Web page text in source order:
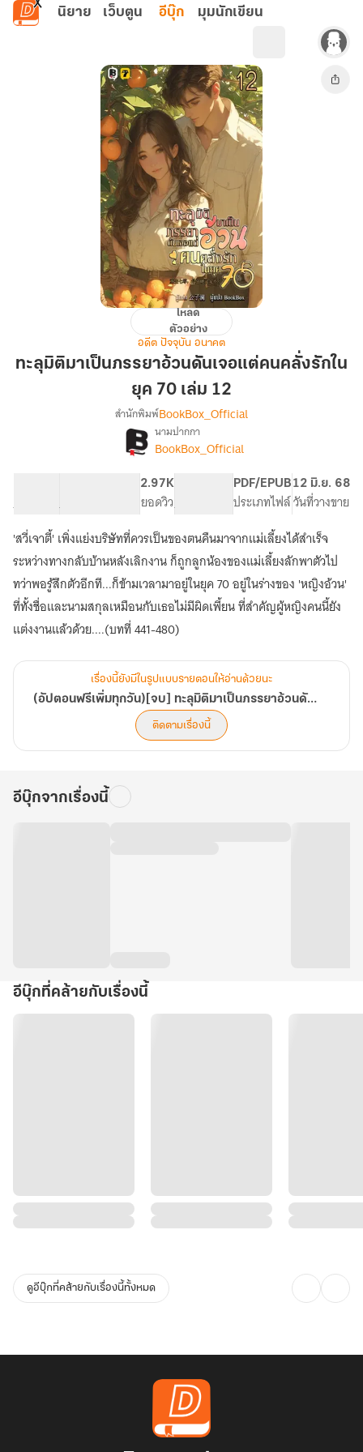
ข้ามไปยังเนื้อหาหลัก
นิยาย เว็บตูน อีบุ๊ก มุมนักเขียน
มา
ภรรยา
อ้วน
รัก
ยุค
70
เล่ม
12
โหลด
ตัวอย่าง
อดีต ปัจจุบัน อนาคต
ทะลุมิติมาเป็นภรรยาอ้วนดันเจอแต่คนคลั่งรักใน
ยุค 70 เล่ม 12
เรื่อง(อัป
ตอน
[จบ]
ทะลุ
มิติ
มา
เป็น
ภรรยา
เจอ
แต่
คน
คลั่ง
รัก
ใน
สำนักพิมพ์BookBox_Official
นามปากกา
BookBox_Official
จำนวนคำ จำนวนหน้า (A5)
2.97K
ยอดวิวระดับเนื้อหา
PDF/EPUB
ประเภทไฟล์
12 มิ.ย. 68
วันที่วางขาย
'สวี่เจาตี้' เพิ่งแย่งบริษัทที่ควรเป็นของตนคืนมาจากแม่เลี้ยงได้สำเร็จ
ระหว่างทางกลับบ้านหลังเลิกงาน ก็ถูกลูกน้องของแม่เลี้ยงลักพาตัวไป
ทว่าพอรู้สึกตัวอีกที...ก็ข้ามเวลามาอยู่ในยุค 70 อยู่ในร่างของ 'หญิงอ้วน'
ที่ทั้งชื่อและนามสกุลเหมือนกับเธอไม่มีผิดเพี้ยน ที่สำคัญผู้หญิงคนนี้ยัง
แต่งงานแล้วด้วย....(บทที่ 441-480)
เรื่องนี้ยังมีในรูปแบบรายตอนให้อ่านด้วยนะ
(อัปตอนฟรีเพิ่มทุกวัน)[จบ] ทะลุมิติมาเป็นภรรยาอ้วนดันเจอแต่คนคลั่งรักในยุค 70
ติดตามเรื่องนี้
อีบุ๊กจากเรื่องนี้
อีบุ๊กที่คล้ายกับเรื่องนี้
ดูอีบุ๊กที่คล้ายกับเรื่องนี้ทั้งหมด